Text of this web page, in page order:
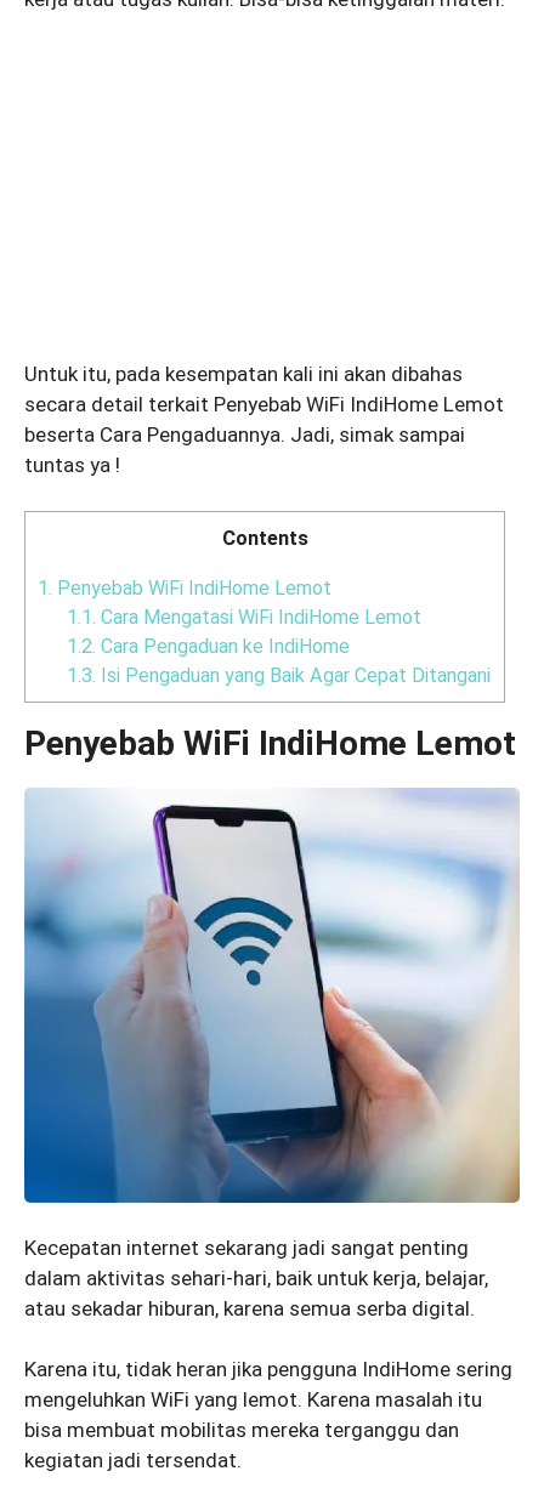
Untuk itu, pada kesempatan kali ini akan dibahas
secara detail terkait Penyebab WiFi IndiHome Lemot
beserta Cara Pengaduannya. Jadi, simak sampai
tuntas ya !
Contents
1. Penyebab WiFi IndiHome Lemot
1.1. Cara Mengatasi WiFi IndiHome Lemot
1.2. Cara Pengaduan ke IndiHome
1.3. Isi Pengaduan yang Baik Agar Cepat Ditangani
Penyebab WiFi IndiHome Lemot
Kecepatan internet sekarang jadi sangat penting
dalam aktivitas sehari-hari, baik untuk kerja, belajar,
atau sekadar hiburan, karena semua serba digital.
Karena itu, tidak heran jika pengguna IndiHome sering
mengeluhkan WiFi yang lemot. Karena masalah itu
bisa membuat mobilitas mereka terganggu dan
kegiatan jadi tersendat.